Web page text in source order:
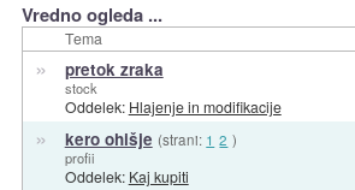
Vredno ogleda ...
Tema
» pretok zraka
stock
Oddelek: Hlajenje in modifikacije
» kero ohišje (strani: 1 2 )
profii
Oddelek: Kaj kupiti